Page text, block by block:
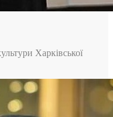
Харківської